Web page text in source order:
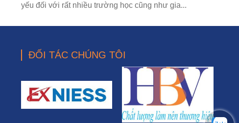
yếu đối với rất nhiều trường học cũng như gia...
ĐỐI TÁC CHÚNG TÔI